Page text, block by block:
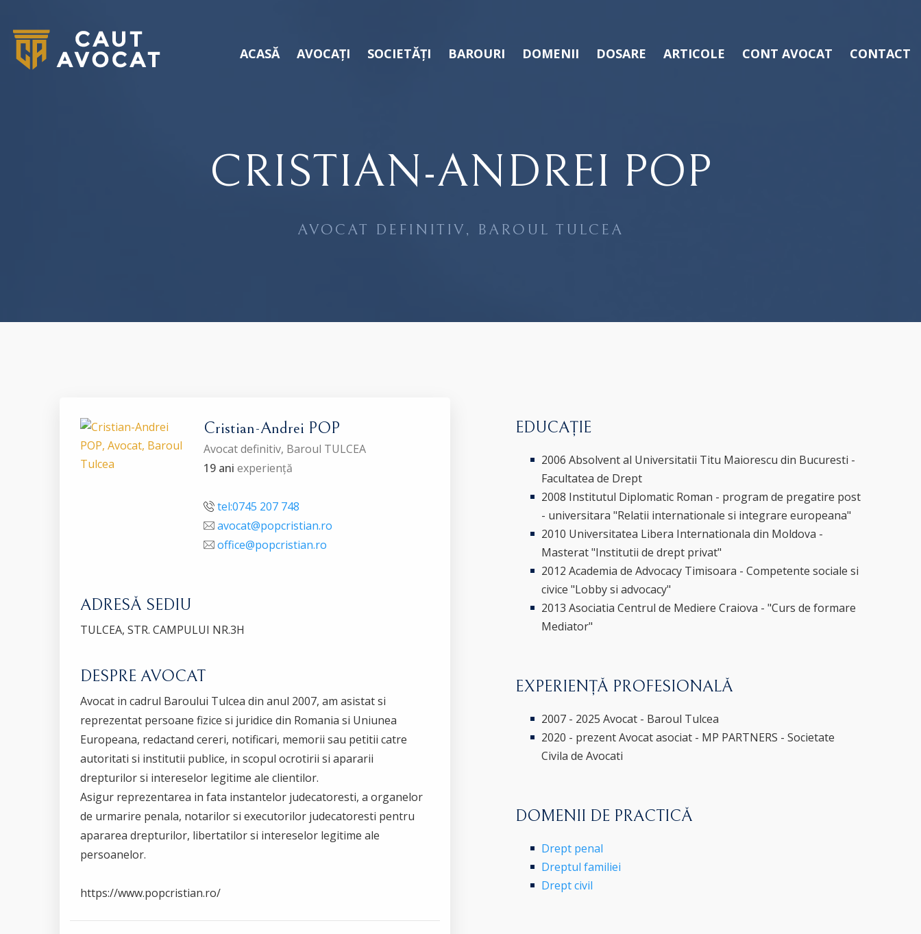
ACASĂ AVOCAȚI SOCIETĂȚI BAROURI DOMENII DOSARE ARTICOLE CONT AVOCAT CONTACT
CRISTIAN-ANDREI POP
AVOCAT DEFINITIV, BAROUL TULCEA
Cristian-Andrei POP
Avocat definitiv, Baroul TULCEA
19 ani experiență
tel:0745 207 748
avocat@popcristian.ro
office@popcristian.ro
ADRESĂ SEDIU
TULCEA, STR. CAMPULUI NR.3H
DESPRE AVOCAT
Avocat in cadrul Baroului Tulcea din anul 2007, am asistat si
reprezentat persoane fizice si juridice din Romania si Uniunea
Europeana, redactand cereri, notificari, memorii sau petitii catre
autoritati si institutii publice, in scopul ocrotirii si apararii
drepturilor si intereselor legitime ale clientilor.
Asigur reprezentarea in fata instantelor judecatoresti, a organelor
de urmarire penala, notarilor si executorilor judecatoresti pentru
apararea drepturilor, libertatilor si intereselor legitime ale
persoanelor.
https://www.popcristian.ro/
EDUCAȚIE
2006 Absolvent al Universitatii Titu Maiorescu din Bucuresti -
Facultatea de Drept
2008 Institutul Diplomatic Roman - program de pregatire post
- universitara "Relatii internationale si integrare europeana"
2010 Universitatea Libera Internationala din Moldova -
Masterat "Institutii de drept privat"
2012 Academia de Advocacy Timisoara - Competente sociale si
civice "Lobby si advocacy"
2013 Asociatia Centrul de Mediere Craiova - "Curs de formare
Mediator"
EXPERIENȚĂ PROFESIONALĂ
2007 - 2025 Avocat - Baroul Tulcea
2020 - prezent Avocat asociat - MP PARTNERS - Societate
Civila de Avocati
DOMENII DE PRACTICĂ
Drept penal
Dreptul familiei
Drept civil